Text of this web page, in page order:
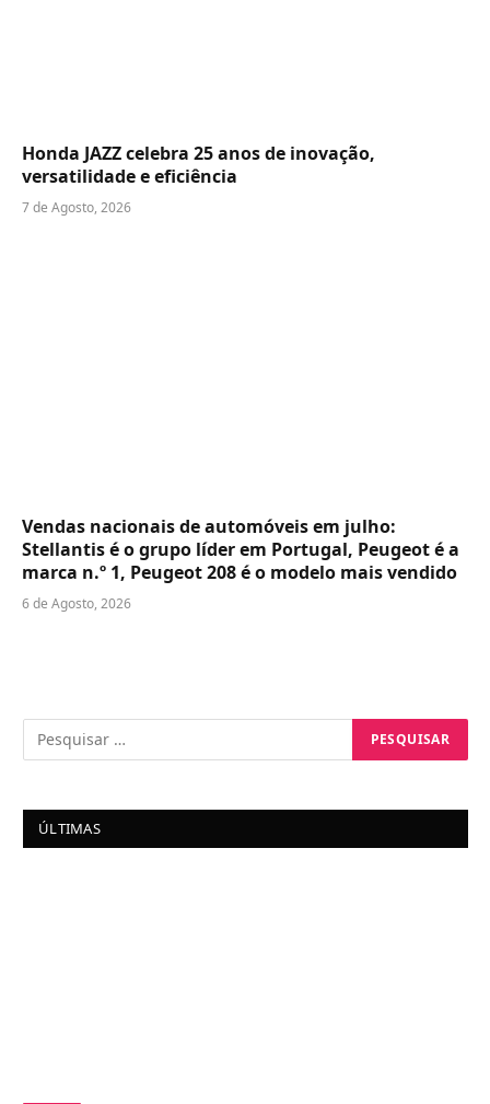
Honda JAZZ celebra 25 anos de inovação,
versatilidade e eficiência
7 de Agosto, 2026
Vendas nacionais de automóveis em julho:
Stellantis é o grupo líder em Portugal, Peugeot é a
marca n.º 1, Peugeot 208 é o modelo mais vendido
6 de Agosto, 2026
ÚLTIMAS